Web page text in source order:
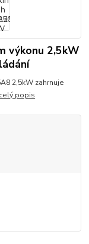
výkonu 2,5kW
2,5kW zahrnuje
celý popis